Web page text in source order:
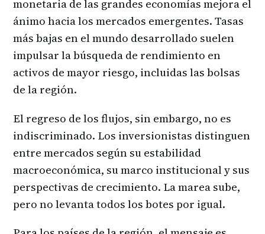
monetaria de las grandes economías mejora el
ánimo hacia los mercados emergentes. Tasas
más bajas en el mundo desarrollado suelen
impulsar la búsqueda de rendimiento en
activos de mayor riesgo, incluidas las bolsas
de la región.
El regreso de los flujos, sin embargo, no es
indiscriminado. Los inversionistas distinguen
entre mercados según su estabilidad
macroeconómica, su marco institucional y sus
perspectivas de crecimiento. La marea sube,
pero no levanta todos los botes por igual.